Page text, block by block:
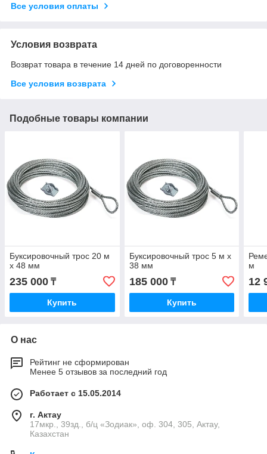
Все условия оплаты
Условия возврата
Возврат товара в течение 14 дней по договоренности
Все условия возврата
Подобные товары компании
Буксировочный трос 20 м
х 48 мм
235 000 ₸
Купить
Буксировочный трос 5 м х
38 мм
185 000₸
Купить
м
12
О нас
Рейтинг не сформирован
Менее 5 отзывов за последний год
Работает с 15.05.2014
г. Актау
17мкр., 39зд., б/ц «Зодиак», оф. 304, 305, Актау,
Казахстан